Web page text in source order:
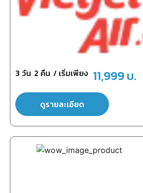
3 วัน 2 คืน / เริ่มเพียง 11,999บ.
ดูรายละเอียด